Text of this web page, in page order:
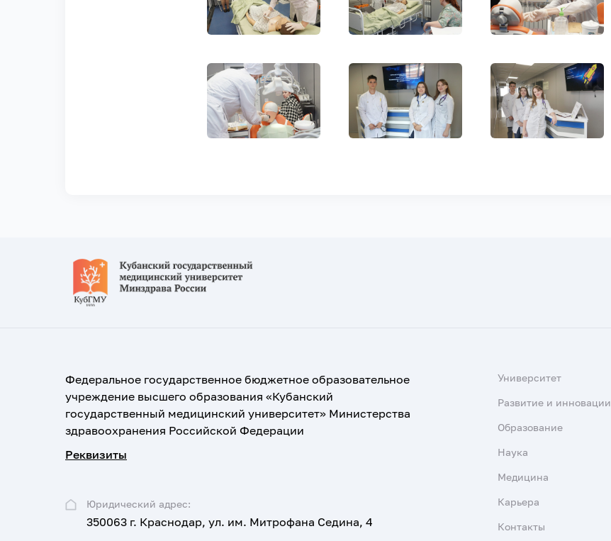
Федеральное государственное бюджетное образовательное
учреждение высшего образования «Кубанский
государственный медицинский университет» Министерства
здравоохранения Российской Федерации
Реквизиты
Юридический адрес:
350063 г. Краснодар, ул. им. Митрофана Седина, 4
Университет
Развитие и инновации
Образование
Наука
Медицина
Карьера
Контакты